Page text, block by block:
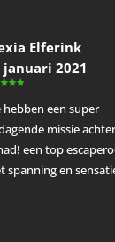
Elferink
januari 2021
hebben een super
missie
een top
spanning en